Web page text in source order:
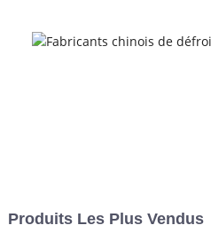
Produits Les Plus Vendus